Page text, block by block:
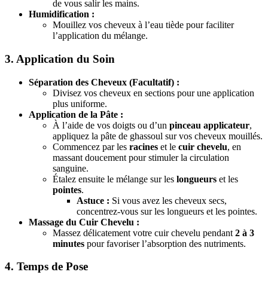
de vous salir les mains.
Humidification :
Mouillez vos cheveux à l’eau tiède pour faciliter
l’application du mélange.
3. Application du Soin
Séparation des Cheveux (Facultatif) :
Divisez vos cheveux en sections pour une application
plus uniforme.
Application de la Pâte :
À l’aide de vos doigts ou d’un pinceau applicateur,
appliquez la pâte de ghassoul sur vos cheveux mouillés.
Commencez par les racines et le cuir chevelu, en
massant doucement pour stimuler la circulation
sanguine.
Étalez ensuite le mélange sur les longueurs et les
pointes.
Astuce : Si vous avez les cheveux secs,
concentrez-vous sur les longueurs et les pointes.
Massage du Cuir Chevelu :
Massez délicatement votre cuir chevelu pendant 2 à 3
minutes pour favoriser l’absorption des nutriments.
4. Temps de Pose